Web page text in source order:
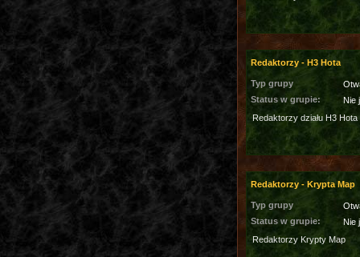
Redaktorzy - H3 Hota
Typ grupy
Status w grupie:
Nie
Redaktorzy działu H3 Hota
Redaktorzy - Krypta Map
Typ grupy
Status w grupie:
Nie
Redaktorzy Krypty Map